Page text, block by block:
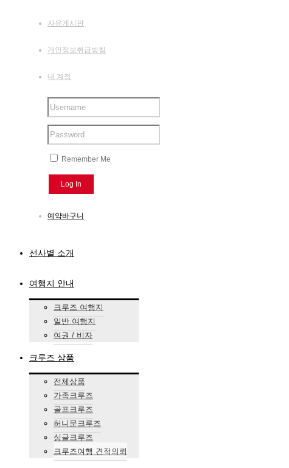
자유게시판
개인정보취급방침
내 계정
Remember Me
예약바구니
선사별 소개
여행지 안내
크루즈 여행지
일반 여행지
여권 / 비자
크루즈 상품
전체상품
가족크루즈
골프크루즈
허니문크루즈
싱글크루즈
크루즈여행 견적의뢰